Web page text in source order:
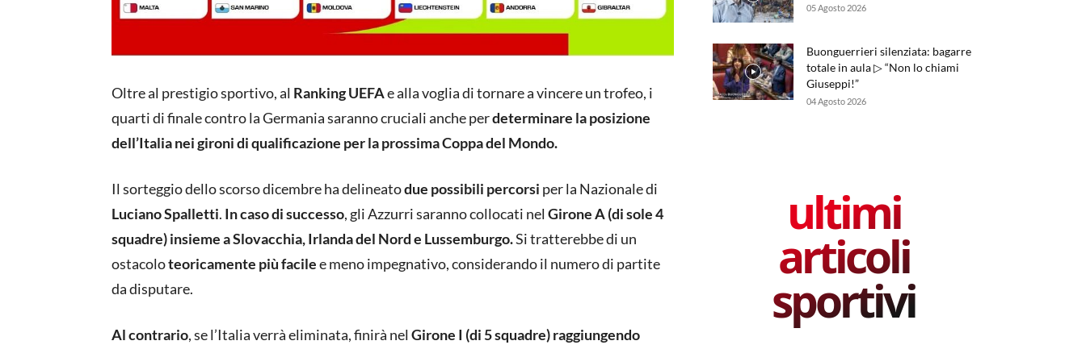
Oltre al prestigio sportivo, al Ranking UEFAe alla voglia di tornare a vincere un trofeo, i
quarti di finale contro la Germania saranno cruciali anche perdeterminare la posizione
dell’Italia nei gironi di qualificazione per la prossima Coppa del Mondo.
Il sorteggio dello scorso dicembre ha delineatodue possibili percorsi per la Nazionale di
Luciano Spalletti. In caso di successo, gli Azzurri saranno collocati nel Girone A (di sole 4
squadre) insieme a Slovacchia, Irlanda del Nord e Lussemburgo.Si tratterebbe di un
ostacoloteoricamente più facilee meno impegnativo, considerando il numero di partite
da disputare.
Al contrario, se l’Italia verrà eliminata, finirà nel Girone I (di 5 squadre) raggiungendo
05 Agosto 2026
Buonguerrieri silenziata: bagarre
totale in aula ▷ “Non lo chiami
Giuseppi!”
04 Agosto 2026
ultimi
articoli
sportivi